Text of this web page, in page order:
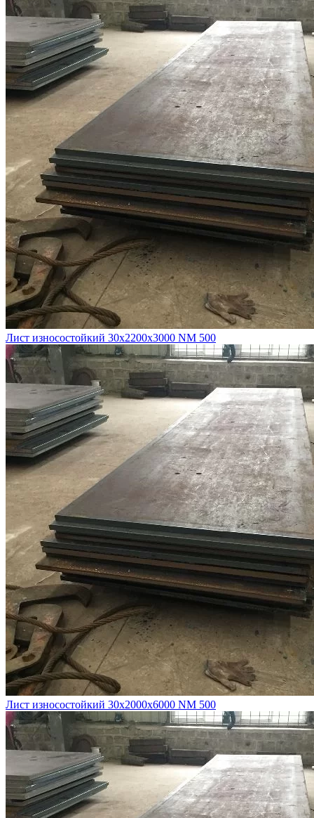
Лист износостойкий 30х2200х3000 NM 500
Лист износостойкий 30х2000х6000 NM 500